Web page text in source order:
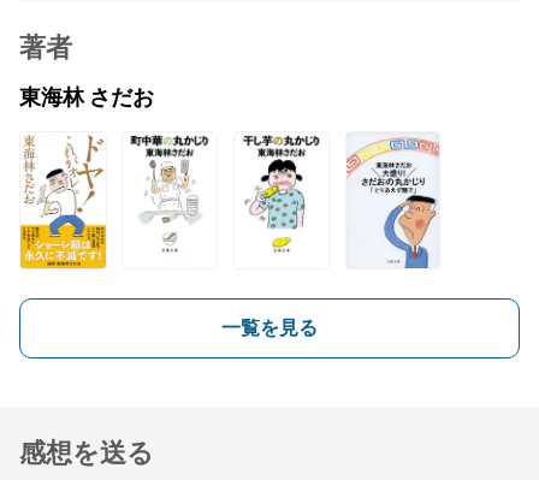
著者
東海林 さだお
一覧を見る
感想を送る